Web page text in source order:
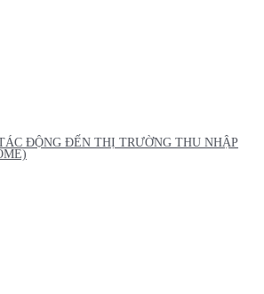
ĐỘNG ĐẾN THỊ TRƯỜNG THU NHẬP